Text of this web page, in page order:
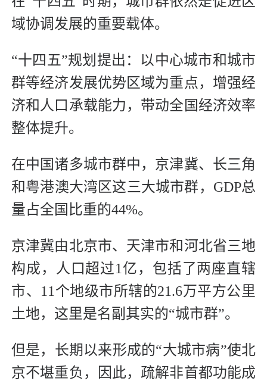
域协调发展的重要载体。
“十四五”规划提出：以中心城市和城市
群等经济发展优势区域为重点，增强经
济和人口承载能力，带动全国经济效率
整体提升。
在中国诸多城市群中，京津冀、长三角
和粤港澳大湾区这三大城市群，GDP总
量占全国比重的44%。
京津冀由北京市、天津市和河北省三地
构成，人口超过1亿，包括了两座直辖
市、11个地级市所辖的21.6万平方公里
土地，这里是名副其实的“城市群”。
但是，长期以来形成的“大城市病”使北
京不堪重负，因此，疏解非首都功能成